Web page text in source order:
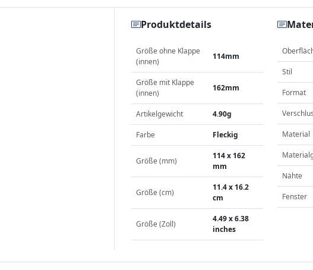
Produktdetails
Größe ohne Klappe
(innen)
114mm
Größe mit Klappe
(innen)
162mm
Artikelgewicht 4.90g
Farbe Fleckig
Größe (mm)
114 x 162
mm
Größe (cm)
11.4 x 16.2
cm
Größe (Zoll)
4.49 x 6.38
inches
Stil
Format
Material
Nähte
Fenster